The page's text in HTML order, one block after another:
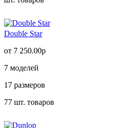
Double Star
от 7 250.00р
7 моделей
17 размеров
77 шт. товаров